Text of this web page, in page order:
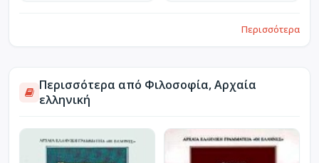
Περισσότερα
Περισσότερα από Φιλοσοφία, Αρχαία
ελληνική